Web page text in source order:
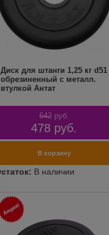
Диск для штанги 1,25 кг d51
обрезиненный с металл.
втулкой Антат
642 руб.
478 руб.